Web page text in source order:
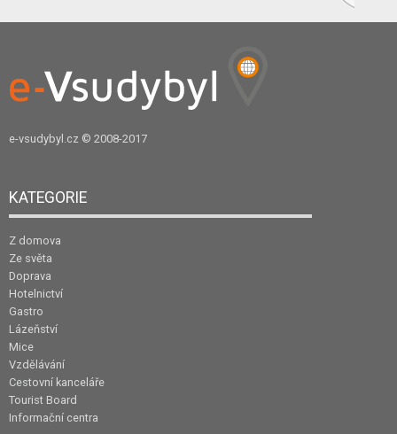
e-vsudybyl.cz © 2008-2017
KATEGORIE
Z domova
Ze světa
Doprava
Hotelnictví
Gastro
Lázeňství
Mice
Vzdělávání
Cestovní kanceláře
Tourist Board
Informační centra